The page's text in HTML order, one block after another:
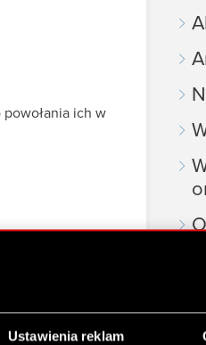
Ustawienia reklam
ich w